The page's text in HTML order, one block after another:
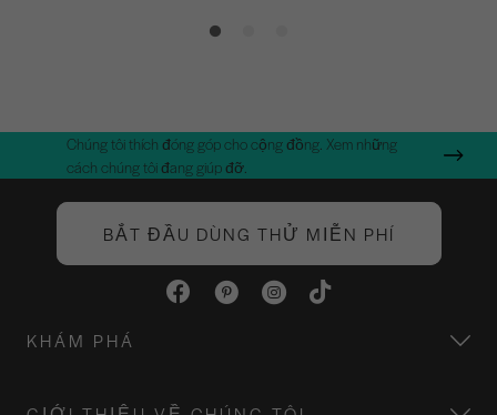
Chúng tôi thích đóng góp cho cộng đồng. Xem những
cách chúng tôi đang giúp đỡ.
BẮT ĐẦU DÙNG THỬ MIỄN PHÍ
KHÁM PHÁ